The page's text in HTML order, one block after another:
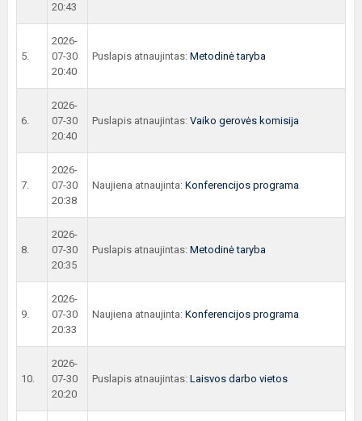
20:43
5.
2026-
07-30
20:40
Puslapis atnaujintas: Metodinė taryba
6.
2026-
07-30
20:40
Puslapis atnaujintas: Vaiko gerovės komisija
7.
2026-
07-30
20:38
Naujiena atnaujinta: Konferencijos programa
8.
2026-
07-30
20:35
Puslapis atnaujintas: Metodinė taryba
9.
2026-
07-30
20:33
Naujiena atnaujinta: Konferencijos programa
10.
2026-
07-30
20:20
Puslapis atnaujintas: Laisvos darbo vietos